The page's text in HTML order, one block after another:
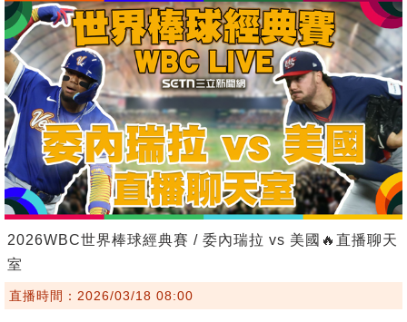
2026WBC世界棒球經典賽 / 委內瑞拉 vs 美國🔥直播聊天
室
直播時間：2026/03/18 08:00